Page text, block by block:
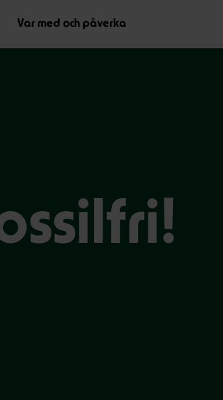
Var med och påverka